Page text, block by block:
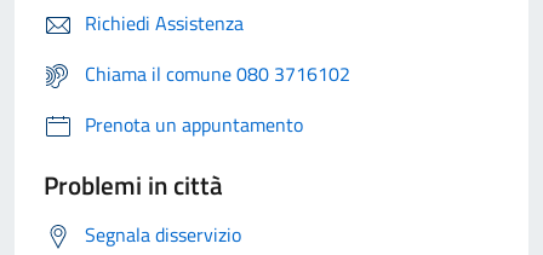
Richiedi Assistenza
Chiama il comune 080 3716102
Prenota un appuntamento
Problemi in città
Segnala disservizio